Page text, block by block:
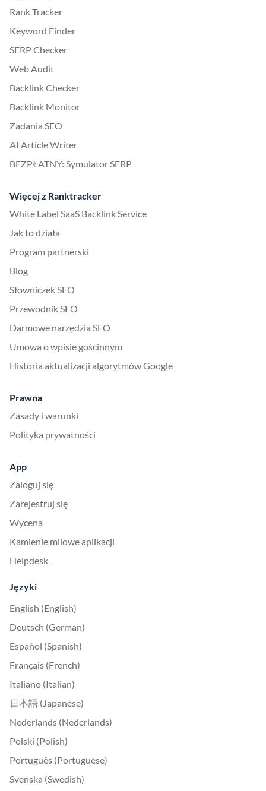
Rank Tracker
Keyword Finder
SERP Checker
Web Audit
Backlink Checker
Backlink Monitor
Zadania SEO
AI Article Writer
BEZPŁATNY: Symulator SERP
Więcej z Ranktracker
White Label SaaS Backlink Service
Jak to działa
Program partnerski
Blog
Słowniczek SEO
Przewodnik SEO
Darmowe narzędzia SEO
Umowa o wpisie gościnnym
Historia aktualizacji algorytmów Google
Prawna
Zasady i warunki
Polityka prywatności
App
Zaloguj się
Zarejestruj się
Wycena
Kamienie milowe aplikacji
Helpdesk
Języki
English (English)
Deutsch (German)
Español (Spanish)
Français (French)
Italiano (Italian)
日本語 (Japanese)
Nederlands (Nederlands)
Polski (Polish)
Português (Portuguese)
Svenska (Swedish)